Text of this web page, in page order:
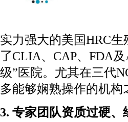
实力强大的美国HRC
了CLIA、CAP、FDA
级”医院。尤其在三代
多能够娴熟操作的机构
3. 专家团队资质过硬、